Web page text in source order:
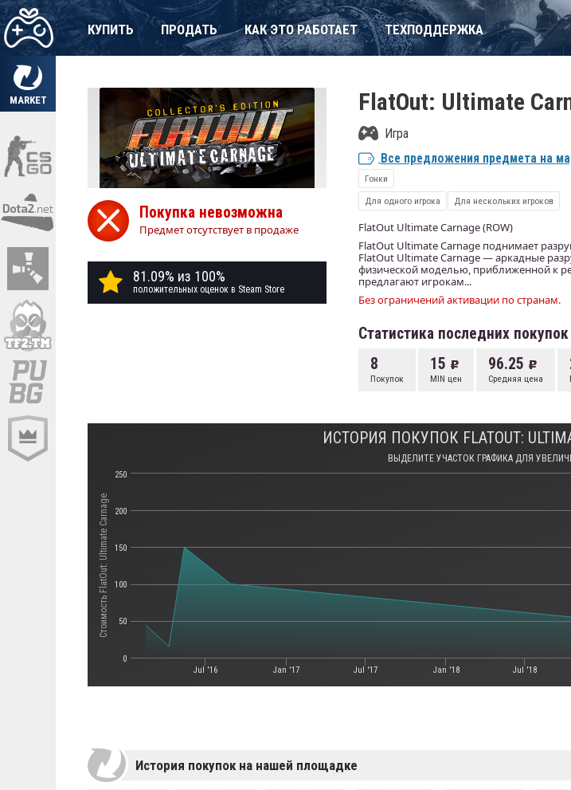
MARKET
КУПИТЬ ПРОДАТЬ КАК ЭТО РАБОТАЕТ ТЕХПОДДЕРЖКА
Покупка невозможна
Предмет отсутствует в продаже
81.09% из 100%
положительных оценок в Steam Store
FlatOut: Ultimate
Игра
Все предложения предмета на
Гонки
Для одного игрока
Для нескольких игроков
FlatOut Ultimate Carnage (ROW)
FlatOut Ultimate Carnage поднимает
FlatOut Ultimate Carnage — аркадные
физической моделью, приближенной к
предлагают игрокам...
Без ограничений активации по странам.
Статистика последних покупок
8
Покупок
15
MIN цен
96.25
Средняя цена
Стоимость FlatOut: Ultimate Carnage
ИСТОРИЯ ПОКУПОК FLATOUT:
ВЫДЕЛИТЕ УЧАСТОК ГРАФИКА ДЛЯ
Jul '16 Jan '17 Jul '17 Jan '18 Jul '18
0
50
100
150
200
250
История покупок на нашей площадке